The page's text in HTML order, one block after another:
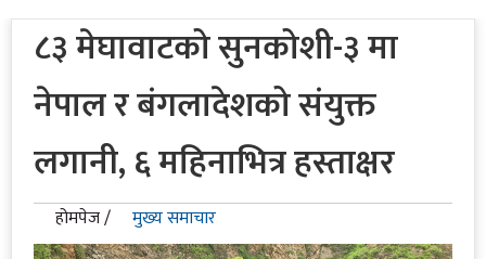
८३ मेघावाटको सुनकोशी-३ मा
नेपाल र बंगलादेशको संयुक्त
लगानी, ६ महिनाभित्र हस्ताक्षर
होमपेज / मुख्य समाचार